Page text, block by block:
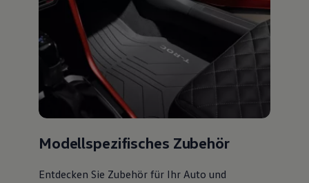
Modellspezifisches Zubehör
Entdecken Sie Zubehör für Ihr Auto und